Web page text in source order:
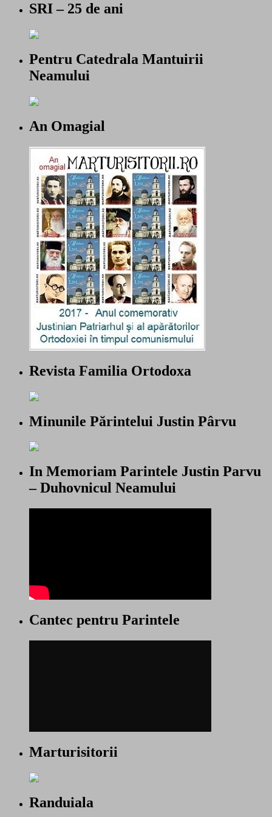
SRI – 25 de ani
Pentru Catedrala Mantuirii
Neamului
An Omagial
Revista Familia Ortodoxa
Minunile Părintelui Justin Pârvu
In Memoriam Parintele Justin Parvu
– Duhovnicul Neamului
Cantec pentru Parintele
Marturisitorii
Randuiala